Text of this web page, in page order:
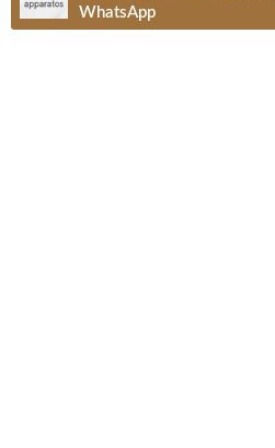
WhatsApp